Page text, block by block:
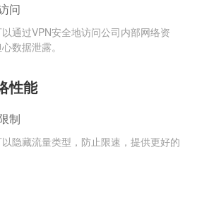
问
通过VPN安全地访问公司内部网络资
数据泄露。
性能
制
隐藏流量类型，防止限速，提供更好的